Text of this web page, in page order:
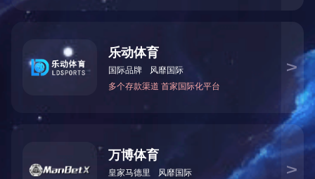
河南电视上榜品牌 下一篇： 情系孤儿爱心单位